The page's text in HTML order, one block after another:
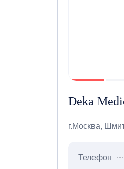
Deka
г.Москва,
Телефон